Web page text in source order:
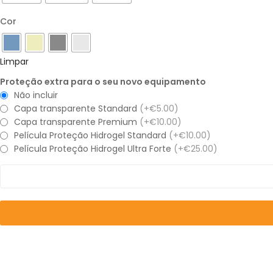
Cor
Limpar
Proteção extra para o seu novo equipamento
Não incluir
Capa transparente Standard (+€5.00)
Capa transparente Premium (+€10.00)
Película Proteção Hidrogel Standard (+€10.00)
Película Proteção Hidrogel Ultra Forte (+€25.00)
iPhone
Pro